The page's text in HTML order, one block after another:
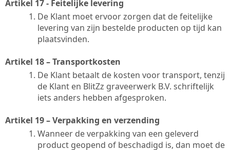
Artikel 17 - Feitelijke levering
De Klant moet ervoor zorgen dat de feitelijke
levering van zijn bestelde producten op tijd kan
plaatsvinden.
Artikel 18 – Transportkosten
De Klant betaalt de kosten voor transport, tenzij
de Klant en BlitZz graveerwerk B.V. schriftelijk
iets anders hebben afgesproken.
Artikel 19 – Verpakking en verzending
Wanneer de verpakking van een geleverd
product geopend of beschadigd is, dan moet de